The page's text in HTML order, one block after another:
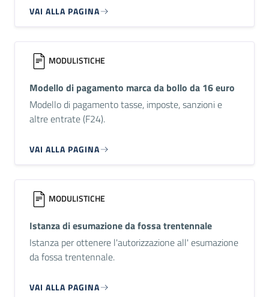
VAI ALLA PAGINA
MODULISTICHE
Modello di pagamento marca da bollo da 16 euro
Modello di pagamento tasse, imposte, sanzioni e
altre entrate (F24).
VAI ALLA PAGINA
MODULISTICHE
Istanza di esumazione da fossa trentennale
Istanza per ottenere l'autorizzazione all' esumazione
da fossa trentennale.
VAI ALLA PAGINA